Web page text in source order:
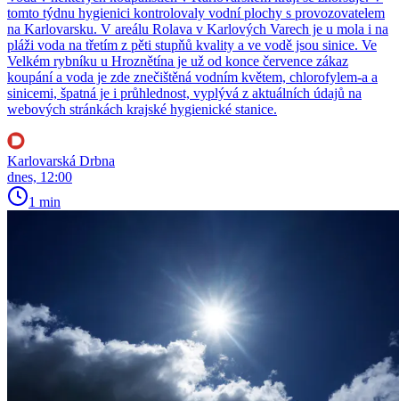
tomto týdnu hygienici kontrolovaly vodní plochy s provozovatelem
na Karlovarsku. V areálu Rolava v Karlových Varech je u mola i na
pláži voda na třetím z pěti stupňů kvality a ve vodě jsou sinice. Ve
Velkém rybníku u Hroznětína je už od konce července zákaz
koupání a voda je zde znečištěná vodním květem, chlorofylem-a a
sinicemi, špatná je i průhlednost, vyplývá z aktuálních údajů na
webových stránkách krajské hygienické stanice.
Karlovarská Drbna
dnes, 12:00
1 min